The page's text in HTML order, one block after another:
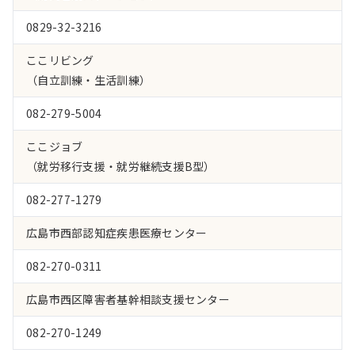
0829-32-3216
ここリビング
（自立訓練・生活訓練）
082-279-5004
ここジョブ
（就労移行支援・就労継続支援B型）
082-277-1279
広島市西部認知症疾患医療センター
082-270-0311
広島市西区障害者基幹相談支援センター
082-270-1249